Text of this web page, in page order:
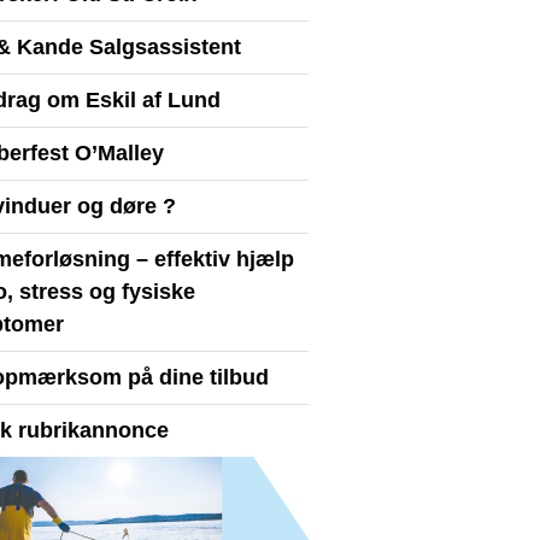
Kande Salgsassistent
om Eskil af Lund
O’Malley
og døre ?
– effektiv hjælp
stress og fysiske
på dine tilbud
rubrikannonce